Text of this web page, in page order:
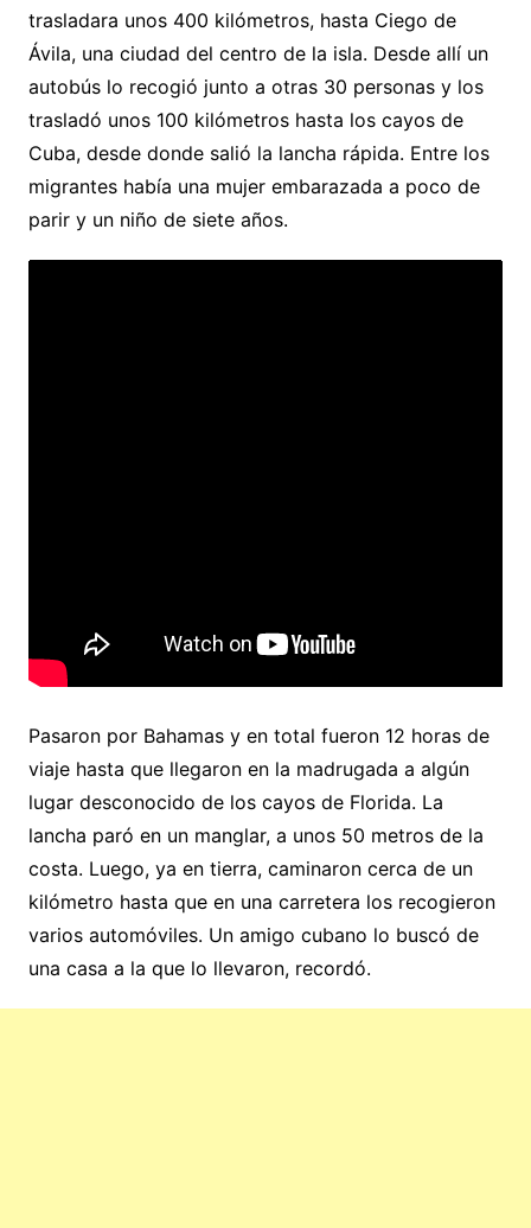
trasladara unos 400 kilómetros, hasta Ciego de
Ávila, una ciudad del centro de la isla. Desde allí un
autobús lo recogió junto a otras 30 personas y los
trasladó unos 100 kilómetros hasta los cayos de
Cuba, desde donde salió la lancha rápida. Entre los
migrantes había una mujer embarazada a poco de
parir y un niño de siete años.
Pasaron por Bahamas y en total fueron 12 horas de
viaje hasta que llegaron en la madrugada a algún
lugar desconocido de los cayos de Florida. La
lancha paró en un manglar, a unos 50 metros de la
costa. Luego, ya en tierra, caminaron cerca de un
kilómetro hasta que en una carretera los recogieron
varios automóviles. Un amigo cubano lo buscó de
una casa a la que lo llevaron, recordó.